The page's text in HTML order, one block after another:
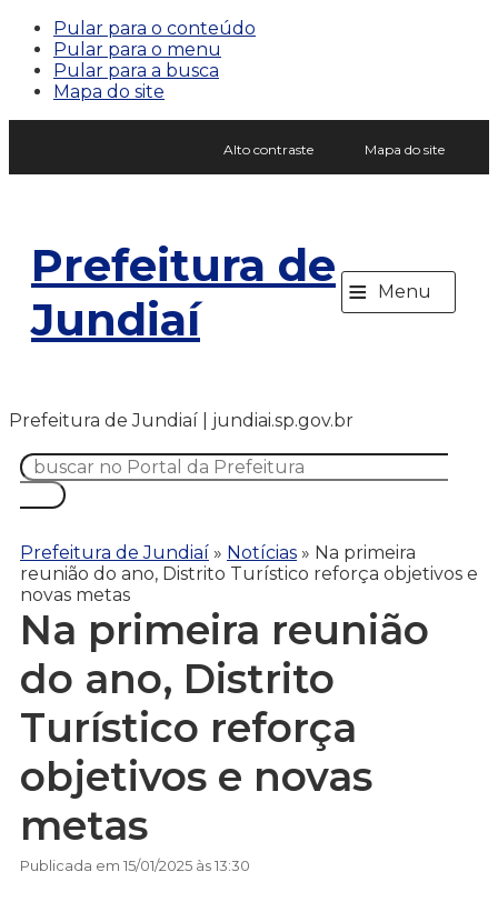
Pular para o conteúdo
Pular para o menu
Pular para a busca
Mapa do site
Alto contraste Mapa do site
Prefeitura de
Jundiaí
≡ Menu
Prefeitura de Jundiaí | jundiai.sp.gov.br
Prefeitura de Jundiaí » Notícias » Na primeira
reunião do ano, Distrito Turístico reforça objetivos e
novas metas
Na primeira reunião
do ano, Distrito
Turístico reforça
objetivos e novas
metas
Publicada em 15/01/2025 às 13:30